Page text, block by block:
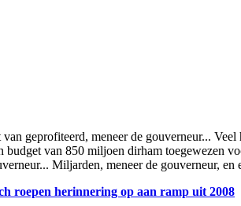
geprofiteerd, meneer de gouverneur...
van 850 miljoen dirham toegewezen
Miljarden, meneer de gouverneur,
roepen herinnering op aan ramp uit 2008